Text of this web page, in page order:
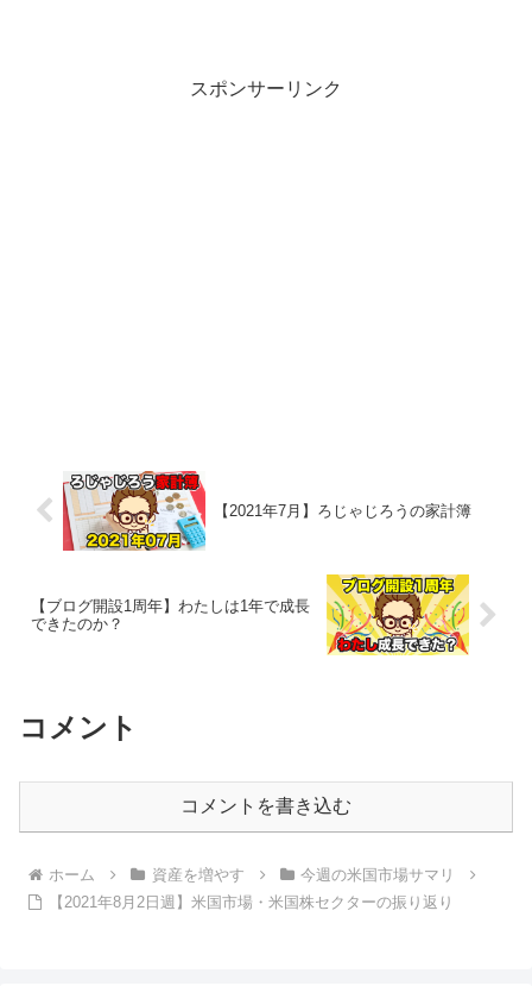
スポンサーリンク
【2021年7月】ろじゃじろうの家計簿
【ブログ開設1周年】わたしは1年で成長
できたのか？
コメント
コメントを書き込む
ホーム 資産を増やす
今週の米国市場サマリ
【2021年8月2日週】米国市場・米国株セクターの振り返り